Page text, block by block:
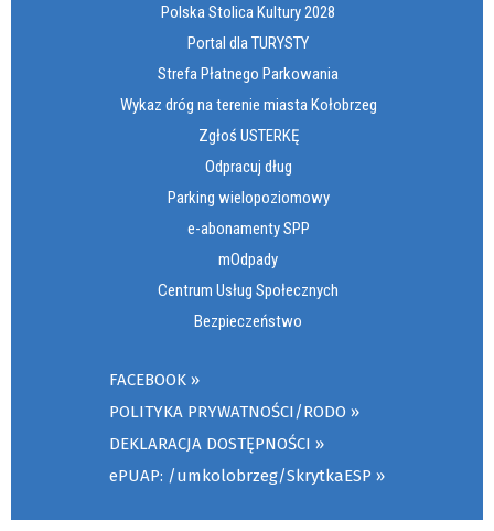
Polska Stolica Kultury 2028
Portal dla TURYSTY
Strefa Płatnego Parkowania
Wykaz dróg na terenie miasta Kołobrzeg
Zgłoś USTERKĘ
Odpracuj dług
Parking wielopoziomowy
e-abonamenty SPP
mOdpady
Centrum Usług Społecznych
Bezpieczeństwo
FACEBOOK
POLITYKA PRYWATNOŚCI/RODO
DEKLARACJA DOSTĘPNOŚCI
ePUAP: /umkolobrzeg/SkrytkaESP